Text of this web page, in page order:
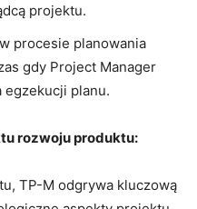
projektu.
procesie planowania
gdy Project Manager
planu.
rozwoju produktu:
TP-M odgrywa ‍kluczową⁣